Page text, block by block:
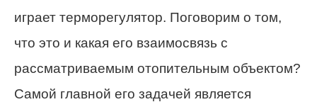
играет терморегулятор. Поговорим о том,
что это и какая его взаимосвязь с
рассматриваемым отопительным объектом?
Самой главной его задачей является